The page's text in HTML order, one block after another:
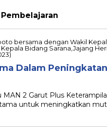
Dalam
MAN 2 Garut Plus
untuk meningkatkan